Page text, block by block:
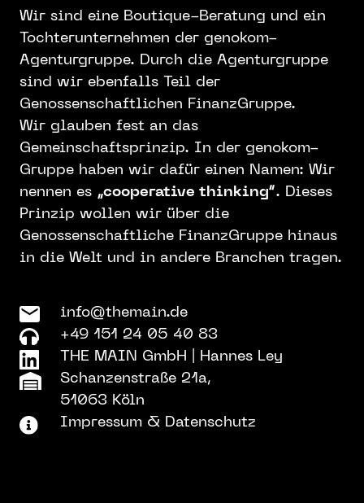
Wir sind eine Boutique-Beratung und ein
Tochterunternehmen der genokom-
Agenturgruppe. Durch die Agenturgruppe
sind wir ebenfalls Teil der
Genossenschaftlichen FinanzGruppe.
Wir glauben fest an das
Gemeinschaftsprinzip. In der genokom-
Gruppe haben wir dafür einen Namen: Wir
nennen es „cooperative thinking“. Dieses
Prinzip wollen wir über die
Genossenschaftliche FinanzGruppe hinaus
in die Welt und in andere Branchen tragen.
info@themain.de
+49 151 24 05 40 83
THE MAIN GmbH
Hannes Ley
Schanzenstraße 21a,
51063 Köln
Impressum & Datenschutz